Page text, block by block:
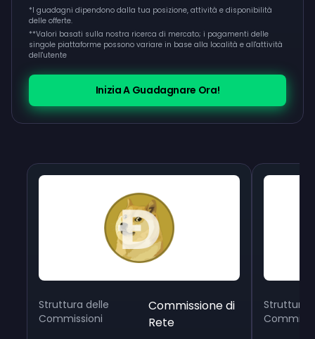
*I guadagni dipendono dalla tua posizione, attività e disponibilità
delle offerte.
**Valori basati sulla nostra ricerca di mercato; i pagamenti delle
singole piattaforme possono variare in base alla località e all'attività
dell'utente
Inizia A Guadagnare Ora!
Struttura delle
Commissioni
Commissione di
Rete
Struttura